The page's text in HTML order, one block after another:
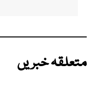
متعلقہ خبریں